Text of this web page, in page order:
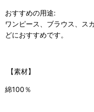
おすすめの用途:
ワンピース、ブラウス、ス
どにおすすめです。
【素材】
綿100％